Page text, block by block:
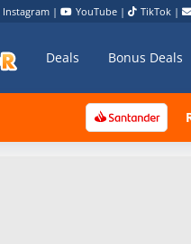
Instagram | YouTube | TikTok |
Deals Bonus Deals